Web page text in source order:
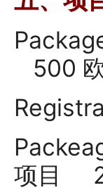
500
项目